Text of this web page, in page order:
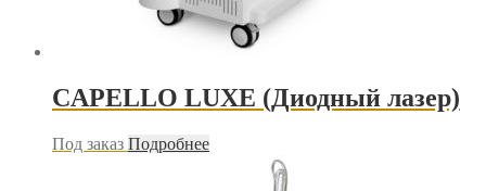
CAPELLO LUXE (Диодный лазер)
Под заказ Подробнее